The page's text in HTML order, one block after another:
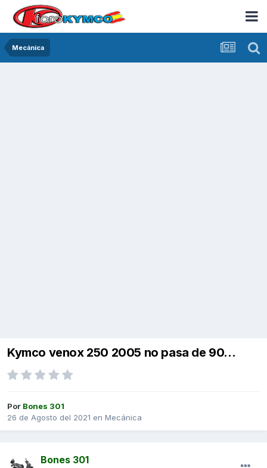
Mecánica
Kymco venox 250 2005 no pasa de 90...
Por Bones 301
26 de Agosto del 2021 en Mecánica
Bones 301